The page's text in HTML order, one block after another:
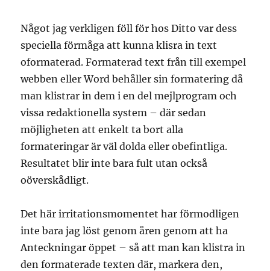
Något jag verkligen föll för hos Ditto var dess
speciella förmåga att kunna klisra in text
oformaterad. Formaterad text från till exempel
webben eller Word behåller sin formatering då
man klistrar in dem i en del mejlprogram och
vissa redaktionella system – där sedan
möjligheten att enkelt ta bort alla
formateringar är väl dolda eller obefintliga.
Resultatet blir inte bara fult utan också
oöverskådligt.
Det här irritationsmomentet har förmodligen
inte bara jag löst genom åren genom att ha
Anteckningar öppet – så att man kan klistra in
den formaterade texten där, markera den,